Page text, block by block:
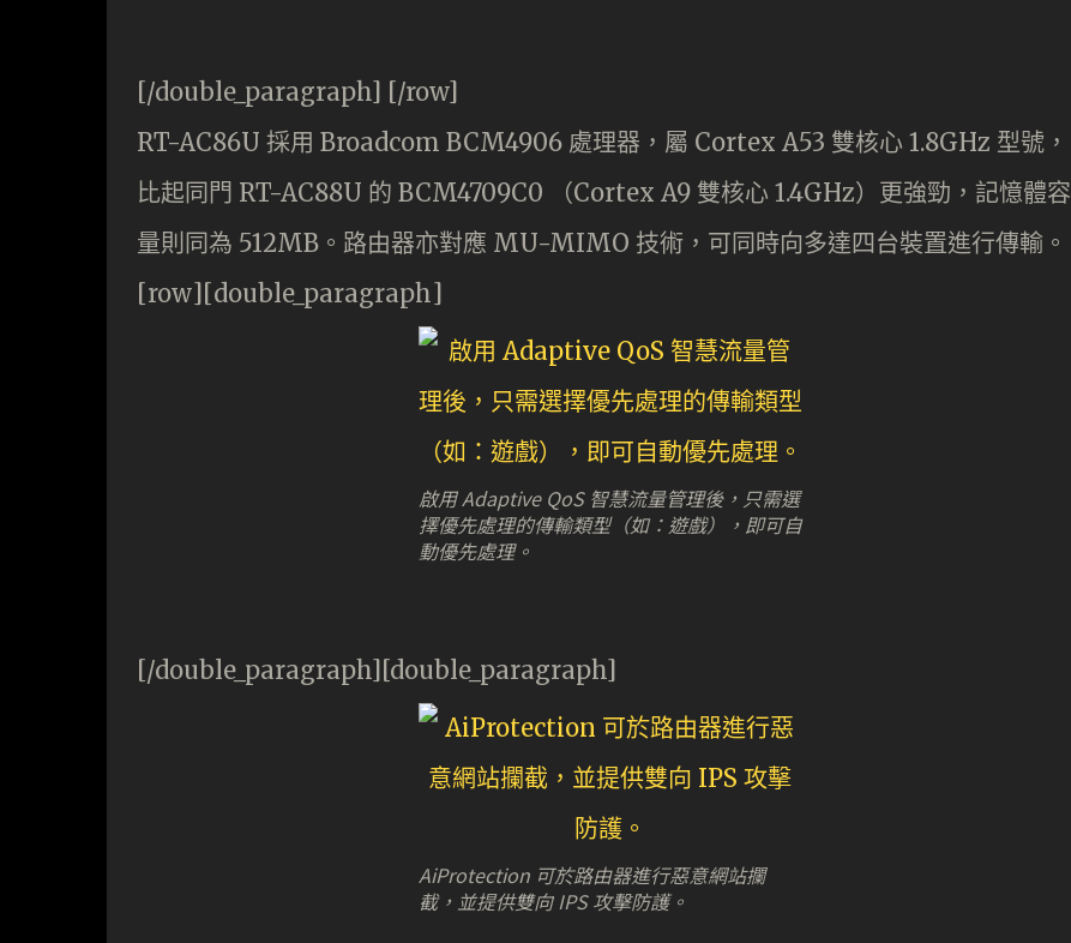
[/double_paragraph] [/row]
RT-AC86U 採用 Broadcom BCM4906 處理器，屬 Cortex A53 雙核心 1.8GHz 型號，
比起同門 RT-AC88U 的 BCM4709C0 （Cortex A9 雙核心 1.4GHz）更強勁，記憶體容
量則同為 512MB。路由器亦對應 MU-MIMO 技術，可同時向多達四台裝置進行傳輸。
[row][double_paragraph]
啟用 Adaptive QoS 智慧流量管理後，只需選
擇優先處理的傳輸類型（如：遊戲），即可自
動優先處理。
[/double_paragraph][double_paragraph]
AiProtection 可於路由器進行惡意網站攔
截，並提供雙向 IPS 攻擊防護。